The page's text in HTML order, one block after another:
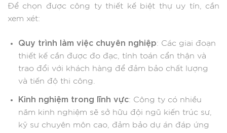
Để chọn được công ty thiết kế biệt thự uy tín, cần
xem xét:
Quy trình làm việc chuyên nghiệp: Các giai đoạn
thiết kế cần được đo đạc, tính toán cẩn thận và
trao đổi với khách hàng để đảm bảo chất lượng
và tiến độ thi công.​
Kinh nghiệm trong lĩnh vực: Công ty có nhiều
năm kinh nghiệm sẽ sở hữu đội ngũ kiến trúc sư,
kỹ sư chuyên môn cao, đảm bảo dự án đáp ứng